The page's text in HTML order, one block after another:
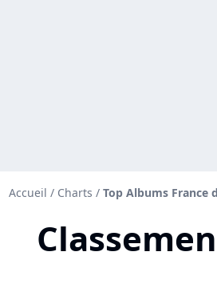
Accueil / Charts / Top Albums France